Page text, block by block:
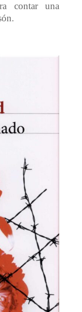
contar una